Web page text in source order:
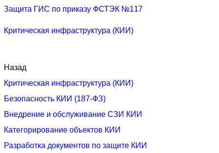
Защита ГИС по приказу ФСТЭК №117
Критическая инфраструктура (КИИ)
Назад
Критическая инфраструктура (КИИ)
Безопасность КИИ (187-ФЗ)
Внедрение и обслуживание СЗИ КИИ
Категорирование объектов КИИ
Разработка документов по защите КИИ